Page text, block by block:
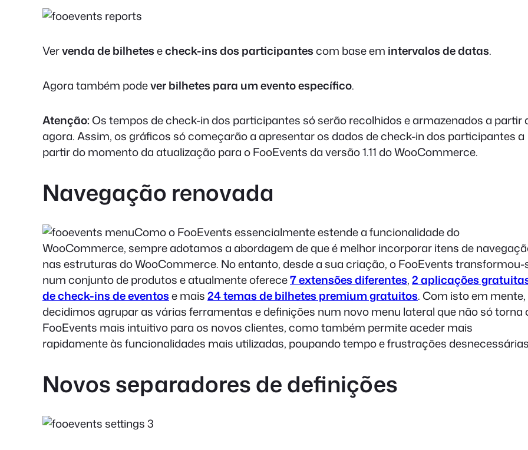
Vervenda de bilhetesecheck-ins dos participantescom base em intervalos de datas.
Agora também podever bilhetes para um evento específico.
Atenção:Os tempos de check-in dos participantes só serão recolhidos e armazenados a partir
agora. Assim, os gráficos só começarão a apresentar os dados de check-in dos participantes a
partir do momento da atualização para o FooEvents da versão 1.11 do WooCommerce.
Navegação renovada
Como o FooEvents essencialmente estende a funcionalidade do
WooCommerce, sempre adotamos a abordagem de que é melhor incorporar itens de
nas estruturas do WooCommerce. No entanto, desde a sua criação, o FooEvents transformou-
num conjunto de produtos e atualmente oferece7 extensões diferentes,2 aplicações
de check-ins de eventose mais24 temas de bilhetes premium gratuitos. Com isto em mente,
decidimos agrupar as várias ferramentas e definições num novo menu lateral que não só torna
FooEvents mais intuitivo para os novos clientes, como também permite aceder mais
rapidamente às funcionalidades mais utilizadas, poupando tempo e frustrações
Novos separadores de definições